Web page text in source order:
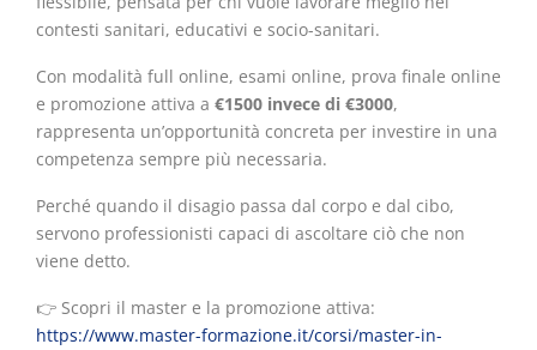
contesti sanitari, educativi e socio-sanitari.
Con modalità full online, esami online, prova finale online
e promozione attiva a €1500 invece di €3000,
rappresenta un’opportunità concreta per investire in una
competenza sempre più necessaria.
Perché quando il disagio passa dal corpo e dal cibo,
servono professionisti capaci di ascoltare ciò che non
viene detto.
👉 Scopri il master e la promozione attiva:
https://www.master-formazione.it/corsi/master-in-